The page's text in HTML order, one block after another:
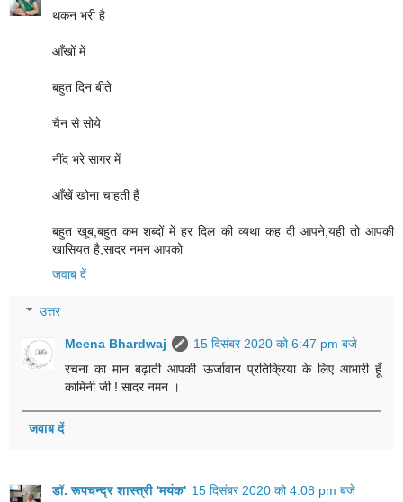
थकन भरी है
आँखों में
बहुत दिन बीते
चैन से सोये
नींद भरे सागर में
आँखें खोना चाहती हैं
बहुत खूब,बहुत कम शब्दों में हर दिल की व्यथा कह दी आपने,यही तो आपकी
खासियत है,सादर नमन आपको
जवाब दें
उत्तर
Meena Bhardwaj
15 दिसंबर 2020 को 6:47 pm बजे
रचना का मान बढ़ाती आपकी ऊर्जावान प्रतिक्रिया के लिए आभारी हूँ
कामिनी जी ! सादर नमन ।
जवाब दें
डॉ. रूपचन्द्र शास्त्री 'मयंक' 15 दिसंबर 2020 को 4:08 pm बजे